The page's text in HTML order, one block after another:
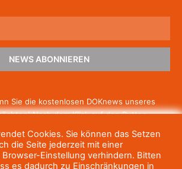
NEWS ABONNIEREN
Sie die kostenlosen DOKnews unseres
Nach dem Klick auf den Button
abzuschließen. Wenn Sie unsere
nicht mehr erhalten wollen, können
wieder abmelden.
Cookies. Sie können das Setzen
die Seite jederzeit mit einer
Einstellung verhindern. Bitten
es dadurch zu Einschränkungen in